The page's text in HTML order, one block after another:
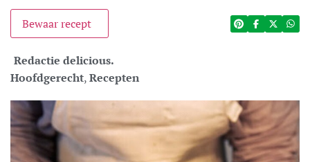
Bewaar recept
Redactie delicious.
Hoofdgerecht,Recepten